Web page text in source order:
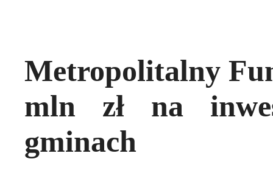
Metropolitalny
mln zł na
gminach